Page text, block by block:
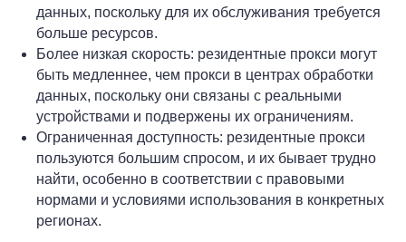
данных, поскольку для их обслуживания требуется
больше ресурсов.
Более низкая скорость: резидентные прокси могут
быть медленнее, чем прокси в центрах обработки
данных, поскольку они связаны с реальными
устройствами и подвержены их ограничениям.
Ограниченная доступность: резидентные прокси
пользуются большим спросом, и их бывает трудно
найти, особенно в соответствии с правовыми
нормами и условиями использования в конкретных
регионах.